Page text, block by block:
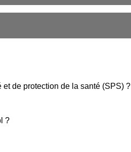
de protection de la santé (SPS) ?
?